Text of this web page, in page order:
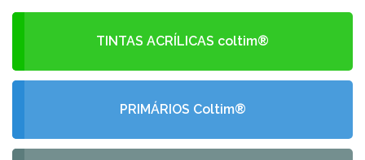
TINTAS ACRÍLICAS coltim®
PRIMÁRIOS Coltim®